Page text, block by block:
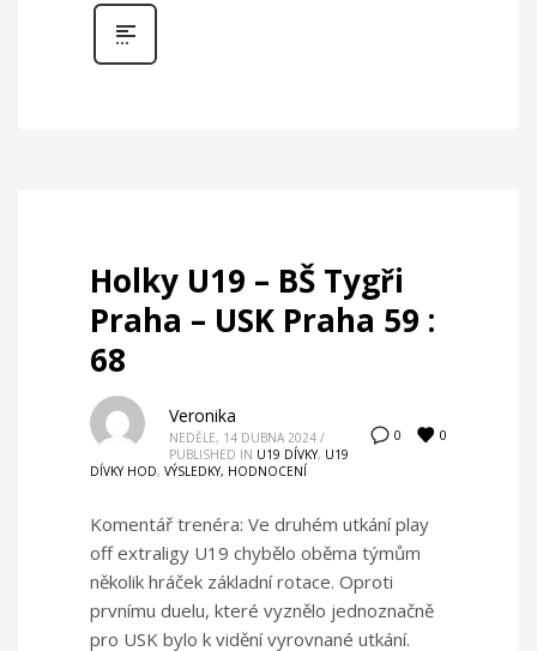
Holky U19 – BŠ Tygři
Praha – USK Praha 59 :
68
0 0
Veronika
NEDĚLE, 14 DUBNA 2024 /
PUBLISHED IN U19 DÍVKY, U19
DÍVKY HOD, VÝSLEDKY, HODNOCENÍ
Komentář trenéra: Ve druhém utkání play
off extraligy U19 chybělo oběma týmům
několik hráček základní rotace. Oproti
prvnímu duelu, které vyznělo jednoznačně
pro USK bylo k vidění vyrovnané utkání.